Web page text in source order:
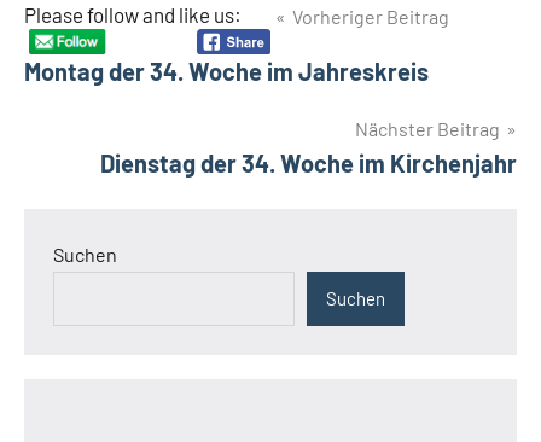
Please follow and like us:
Schlagwörter
DR
Kongo
Radio
BeitragsnavigationVorheriger Beitrag
Montag der 34. Woche im Jahreskreis
Nächster Beitrag
Dienstag der 34. Woche im Kirchenjahr
Suchen
Suchen